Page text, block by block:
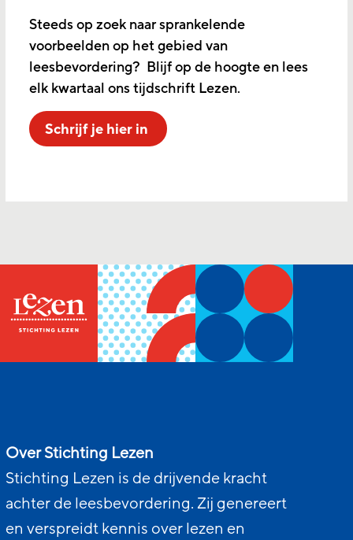
Steeds op zoek naar sprankelende
voorbeelden op het gebied van
leesbevordering? Blijf op de hoogte en lees
elk kwartaal ons tijdschrift Lezen.
Schrijf je hier in
Over Stichting Lezen
Stichting Lezen is de drijvende kracht
achter de leesbevordering. Zij genereert
en verspreidt kennis over lezen en